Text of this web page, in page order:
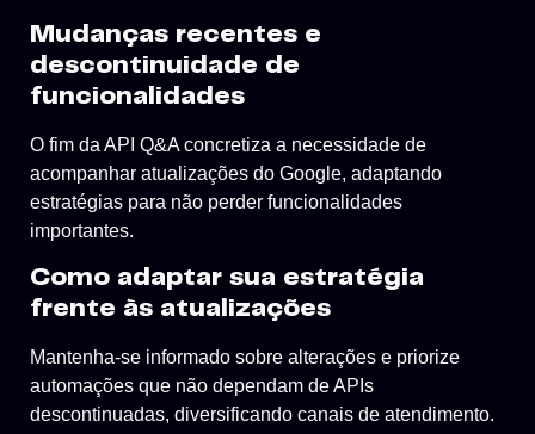
Mudanças recentes e
descontinuidade de
funcionalidades
O fim da API Q&A concretiza a necessidade de
acompanhar atualizações do Google, adaptando
estratégias para não perder funcionalidades
importantes.
Como adaptar sua estratégia
frente às atualizações
Mantenha-se informado sobre alterações e priorize
automações que não dependam de APIs
descontinuadas, diversificando canais de atendimento.